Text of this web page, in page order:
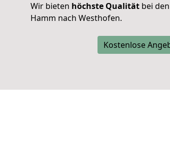
Wir bieten höchste Qualität bei
Hamm nach Westhofen.
Kostenlose